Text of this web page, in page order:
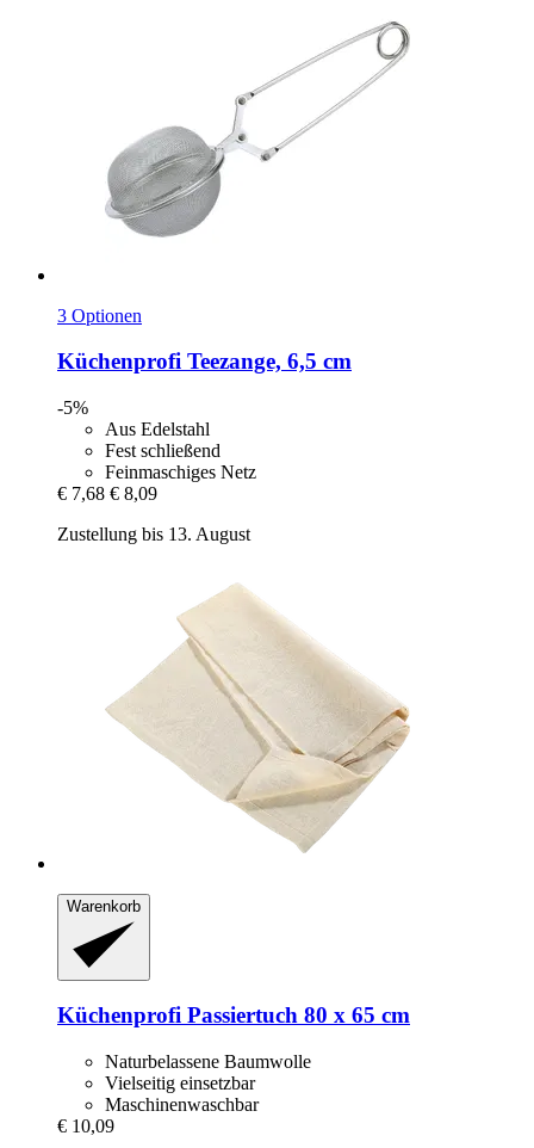
3 Optionen
Küchenprofi Teezange, 6,5 cm
-5%
Aus Edelstahl
Fest schließend
Feinmaschiges Netz
€ 7,68 € 8,09
Zustellung bis 13. August
Warenkorb
Küchenprofi Passiertuch 80 x 65 cm
Naturbelassene Baumwolle
Vielseitig einsetzbar
Maschinenwaschbar
€ 10,09